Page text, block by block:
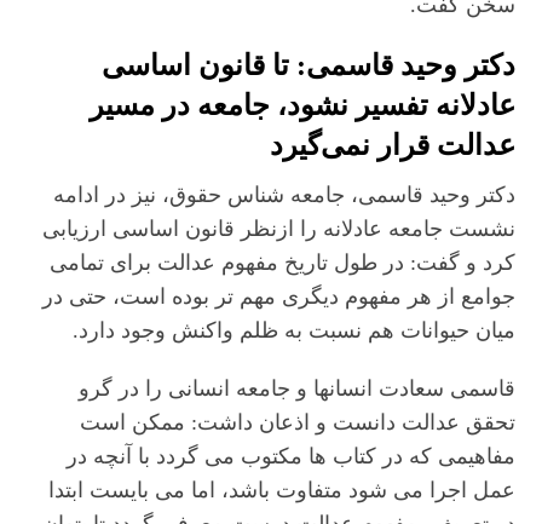
سخن گفت.
دکتر وحید قاسمی: تا قانون اساسی
عادلانه تفسیر نشود، جامعه در مسیر
عدالت قرار نمی‌گیرد
دکتر وحید قاسمی، جامعه شناس حقوق، نیز در ادامه
نشست جامعه عادلانه را ازنظر قانون اساسی ارزیابی
کرد و گفت: در طول تاریخ مفهوم عدالت برای تمامی
جوامع از هر مفهوم دیگری مهم تر بوده است، حتی در
میان حیوانات هم نسبت به ظلم واکنش وجود دارد.
قاسمی سعادت انسانها و جامعه انسانی را در گرو
تحقق عدالت دانست و اذعان داشت: ممکن است
مفاهیمی که در کتاب ها مکتوب می گردد با آنچه در
عمل اجرا می شود متفاوت باشد، اما می بایست ابتدا